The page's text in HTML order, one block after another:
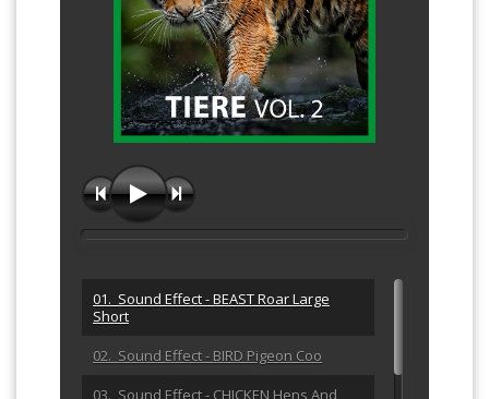
01. Sound Effect - BEAST Roar Large
Short
02. Sound Effect - BIRD Pigeon Coo
03. Sound Effect - CHICKEN Hens And